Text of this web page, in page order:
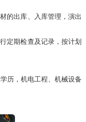
出库、入库管理，演出
期检查及记录，按计划
历，机电工程、机械设备